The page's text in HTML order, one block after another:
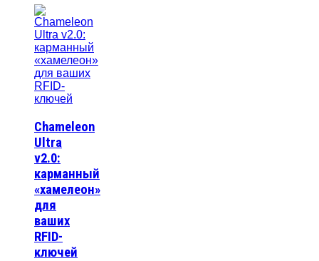
Chameleon
Ultra
v2.0:
карманный
«хамелеон»
для
ваших
RFID-
ключей